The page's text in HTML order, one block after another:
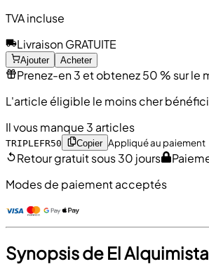
TVA incluse
Livraison GRATUITE
Ajouter Acheter
Prenez-en 3 et obtenez 50 % sur le
L'article éligible le moins cher
Il vous manque 3 articles
TRIPLEFR50 Copier Appliqué au paiement
Retour gratuit sous 30 jours
Modes de paiement acceptés
Synopsis de El Alquimista